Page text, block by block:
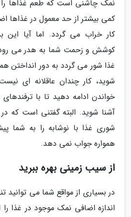
نمک چاشنی است که طعم غذاها را
کمی بیشتر از حد معمول در غذاها
کار خراب می گردد. اما آیا این
کوشش و زحمت شما به هدر می
غذا شور می گردد به دور انداختن
شوید، کار چندان عاقلانه ای
خواندن ادامه دهید تا با
آشنا شوید. البته گفتنی است که
شوری غذا با نوشابه را به شما
همواره جواب نمی دهد.
از سیب زمینی بهره ببرید
در بسیاری از مواقع شما می توانید
اندازه اضافی نمک موجود در غذا